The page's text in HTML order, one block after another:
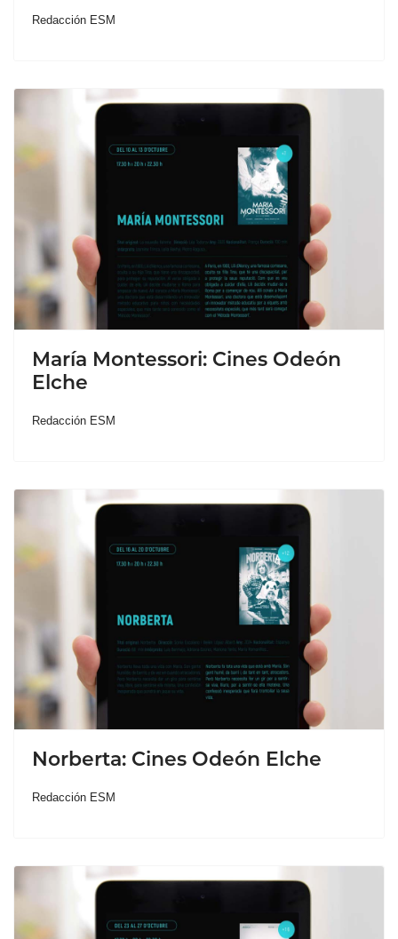
Redacción ESM
María Montessori: Cines Odeón
Elche
Redacción ESM
Norberta: Cines Odeón Elche
Redacción ESM